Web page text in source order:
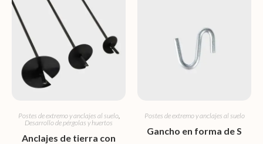
Postes de extremo y anclajes al suelo,
Desarrollo de pérgolas y huertos
Anclajes de tierra con
Postes de extremo y anclajes al suelo
Gancho en forma de S